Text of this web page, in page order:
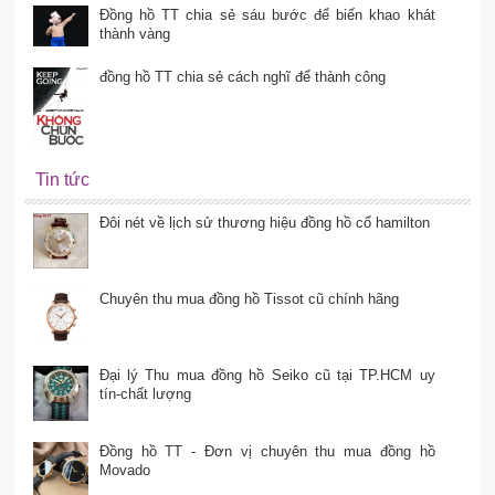
Đồng hồ TT chia sẻ sáu bước để biến khao khát
thành vàng
đồng hồ TT chia sẻ cách nghĩ để thành công
Tin tức
Đôi nét về lịch sử thương hiệu đồng hồ cổ hamilton
Chuyên thu mua đồng hồ Tissot cũ chính hãng
Đại lý Thu mua đồng hồ Seiko cũ tại TP.HCM uy
tín-chất lượng
Đồng hồ TT - Đơn vị chuyên thu mua đồng hồ
Movado